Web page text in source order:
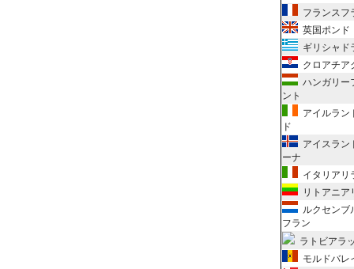
フランスフ
英国ポンド
ギリシャド
クロアチア
ハンガリー
ント
アイルラン
ド
アイスラン
ーナ
イタリアリ
リトアニア
ルクセンブ
フラン
ラトビアラ
モルドバレ